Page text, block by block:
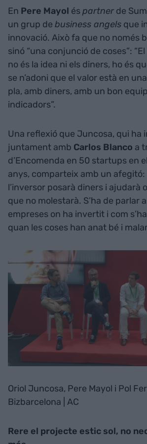
En Pere Mayol éspartner de
un grup de business angels que
innovació. Això fa que no només
sinó “una conjunció de coses”:
no és la idea ni els diners, ho és
se n’adoni que el valor està en
pla, amb diners, amb un bon
indicadors”.
Una reflexió que Juncosa, qui ha
juntament amb Carlos Blanco a
d’Encomenda en 50 startups en
anys, comparteix amb un afegitó:
l’inversor posarà diners i ajudarà
que no molestarà. S’ha de parlar
empreses on ha invertit i com
quan les coses han anat bé i
Oriol Juncosa, Pere Mayol i Pol
Bizbarcelona | AC
Rere el projecte estic sol, no